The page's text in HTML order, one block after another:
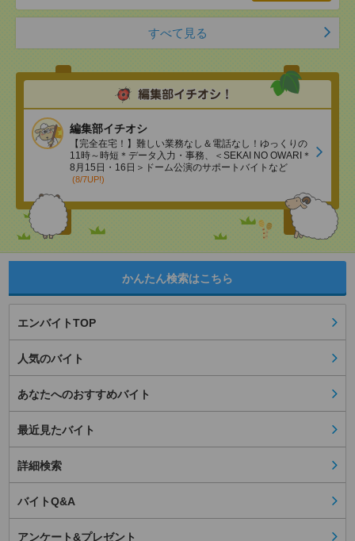
すべて見る
編集部イチオシ
【完全在宅！】難しい業務なし＆電話なし！ゆっくりの
11時～時短＊データ入力・事務、＜SEKAI NO OWARI＊
8月15日・16日＞ドーム公演のサポートバイトなど
(8/7UP!)
かんたん検索はこちら
エンバイトTOP
人気のバイト
あなたへのおすすめバイト
最近見たバイト
詳細検索
バイトQ&A
アンケート&プレゼント